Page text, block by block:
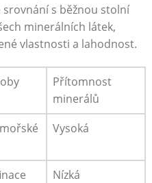
s běžnou stolní
minerálních látek,
vlastnosti a lahodnost.
Přítomnost
minerálů
Vysoká
Nízká